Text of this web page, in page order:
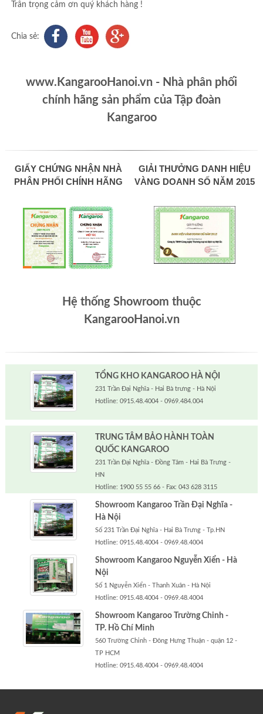
Trân trọng cảm ơn quý khách hàng !
Chia sẻ:
www.KangarooHanoi.vn - Nhà phân phối
chính hãng sản phẩm của Tập đoàn
Kangaroo
GIẤY CHỨNG NHẬN NHÀ
PHÂN PHỐI CHÍNH HÃNG
GIẢI THƯỞNG DANH HIỆU
VÀNG DOANH SỐ NĂM 2015
Hệ thống Showroom thuộc
KangarooHanoi.vn
TỔNG KHO KANGAROO HÀ NỘI
231 Trần Đại Nghĩa - Hai Bà trưng - Hà Nội
Hotline: 0915.48.4004 - 0969.484.004
TRUNG TÂM BẢO HÀNH TOÀN
QUỐC KANGAROO
231 Trần Đại Nghĩa - Đồng Tâm - Hai Bà Trưng -
HN
Hotline: 1900 55 55 66 - Fax: 043 628 3115
Showroom Kangaroo Trần Đại Nghĩa -
Hà Nội
Số 231 Trần Đại Nghĩa - Hai Bà Trưng - Tp.HN
Hotline: 0915.48.4004 - 0969.48.4004
Showroom Kangaroo Nguyễn Xiển - Hà
Nội
Số 1 Nguyễn Xiển - Thanh Xuân - Hà Nội
Hotline: 0915.48.4004 - 0969.48.4004
Showroom Kangaroo Trường Chinh -
TP. Hồ Chí Minh
560 Trường Chinh - Đông Hưng Thuận - quận 12 -
TP HCM
Hotline: 0915.48.4004 - 0969.48.4004